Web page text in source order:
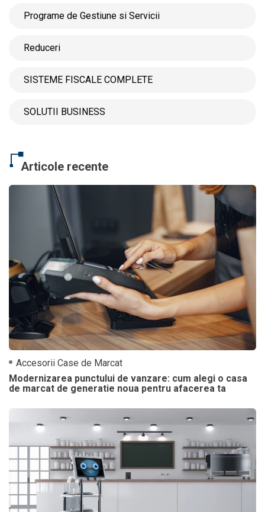
Programe de Gestiune si Servicii
Reduceri
SISTEME FISCALE COMPLETE
SOLUTII BUSINESS
Articole recente
Accesorii Case de Marcat
Modernizarea punctului de vanzare: cum alegi o casa
de marcat de generatie noua pentru afacerea ta